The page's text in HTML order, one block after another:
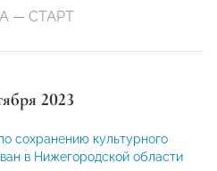
— СТАРТ
2023
сохранению культурного
в Нижегородской области